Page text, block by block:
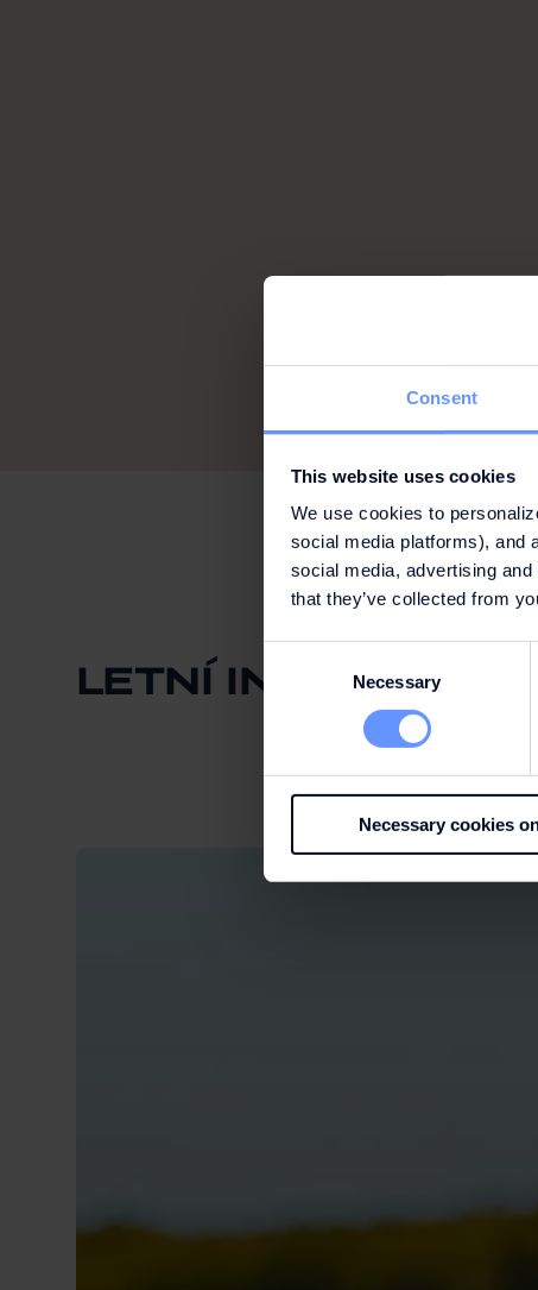
Consent
This website uses cookies
We use cookies to
social media platforms), and
social media, advertising
that they’ve collected from
Selection
Necessary
Necessary cookies
LETNÍ INSPIRACE